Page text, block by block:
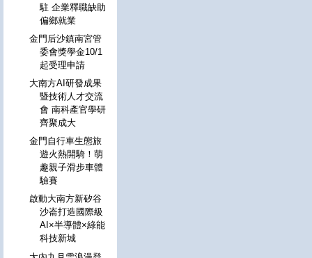
駐 企業釋職缺助
偏鄉就業
金門后沙鎮南宮管
委會獎學金10/1
起受理申請
大南方AI研發成果
暨技術人才交流
會 南科產官學研
齊聚成大
金門自行車生態旅
遊火熱開騎！萌
趣親子滑步車體
驗賽
啟動大南方新矽谷
沙崙打造國際級
AI×半導體×綠能
科技新城